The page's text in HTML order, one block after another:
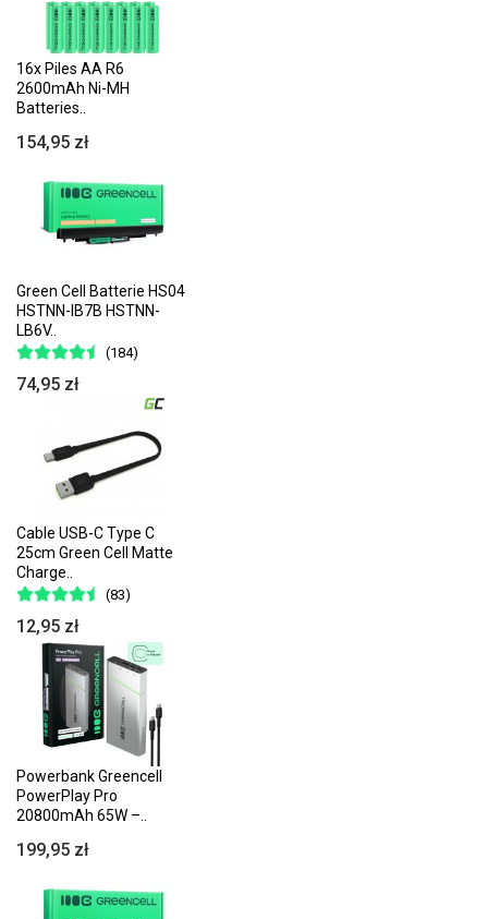
16x Piles AA R6
2600mAh Ni-MH
Batteries..
154,95 zł
Green Cell Batterie HS04
HSTNN-IB7B HSTNN-
LB6V..
(184)
74,95 zł
Cable USB-C Type C
25cm Green Cell Matte
Charge..
(83)
12,95 zł
Powerbank Greencell
PowerPlay Pro
20800mAh 65W –..
199,95 zł